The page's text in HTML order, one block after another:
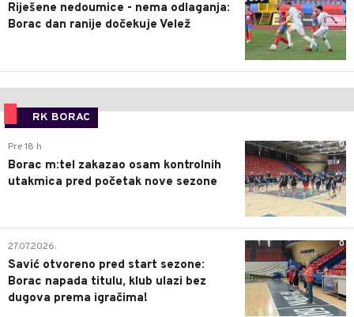
Riješene nedoumice - nema odlaganja:
Borac dan ranije dočekuje Velež
RK BORAC
0
Pre 18 h
Borac m:tel zakazao osam kontrolnih
utakmica pred početak nove sezone
0
27.07.2026.
Savić otvoreno pred start sezone:
Borac napada titulu, klub ulazi bez
dugova prema igračima!